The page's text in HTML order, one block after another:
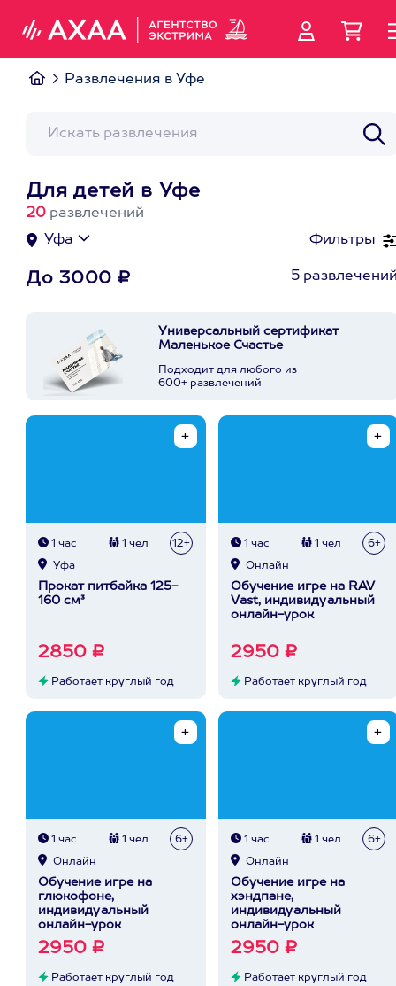
Развлечения в Уфе
Для детей в Уфе
20 развлечений
Фильтры
Уфа
До 3000 ₽ 5
Универсальный сертификат
Маленькое Счастье
Подходит для любого из
600+ развлечений
1 час 1 чел 12+
Уфа
Прокат питбайка 125-
160 см³
2850 ₽
Работает круглый год
1 час 1 чел 6+
Онлайн
Обучение игре на RAV
Vast, индивидуальный
онлайн-урок
2950 ₽
Работает круглый год
1 час 1 чел 6+
Онлайн
Обучение игре на
глюкофоне,
индивидуальный
онлайн-урок
2950 ₽
Работает круглый год
1 час 1 чел 6+
Онлайн
Обучение игре на
хэндпане,
индивидуальный
онлайн-урок
2950 ₽
Работает круглый год